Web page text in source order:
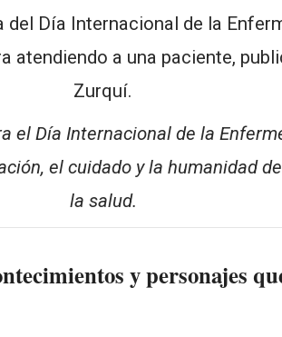
el Día Internacional de la
el cuidado y la humanidad
la salud.
y personajes